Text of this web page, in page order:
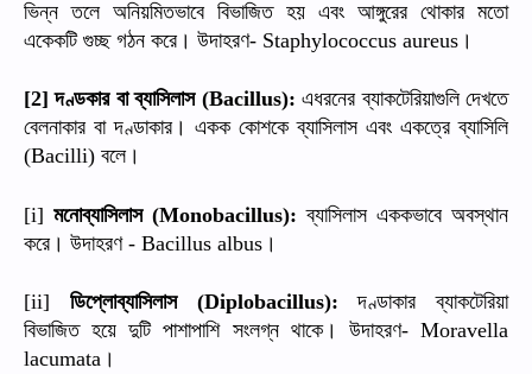
ভিন্ন তলে অনিয়মিতভাবে বিভাজিত হয় এবং আঙ্গুরের থোকার মতো
একেকটি গুচ্ছ গঠন করে। উদাহরণ- Staphylococcus aureus ।
[2] দণ্ডকার বা ব্যাসিলাস(Bacillus):এধরনের ব্যাকটেরিয়াগুলি দেখতে
বেলনাকার বা দণ্ডাকার। একক কোশকে ব্যাসিলাস এবং একত্রে ব্যাসিলি
(Bacilli) বলে।
[i] মনোব্যাসিলাস(Monobacillus):ব্যাসিলাস এককভাবে অবস্থান
করে। উদাহরণ- Bacillus albus ।
[ii] ডিপ্লোব্যাসিলাস(Diplobacillus):দণ্ডাকার
ব্যাকটেরিয়া
বিভাজিত হয়ে দুটি পাশাপাশি সংলগ্ন থাকে। উদাহরণ- Moravella
lacumata ।